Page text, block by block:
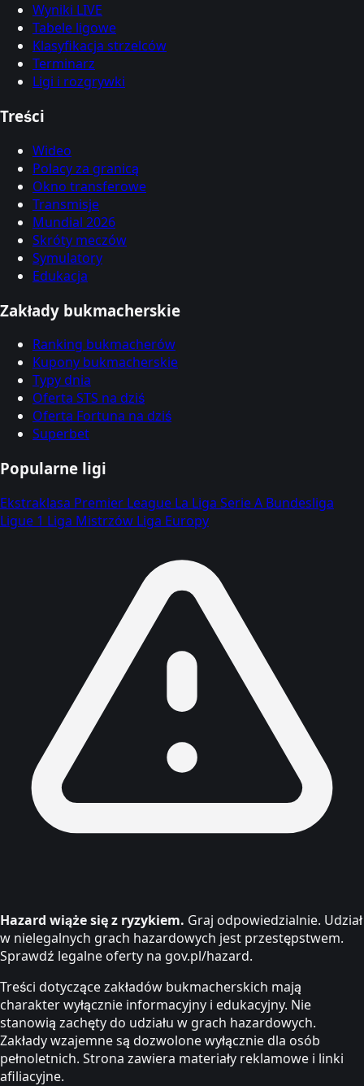
Wyniki LIVE
Tabele ligowe
Klasyfikacja strzelców
Terminarz
Ligi i rozgrywki
Treści
Wideo
Polacy za granicą
Okno transferowe
Transmisje
Mundial 2026
Skróty meczów
Symulatory
Edukacja
Zakłady bukmacherskie
Ranking bukmacherów
Kupony bukmacherskie
Typy dnia
Oferta STS na dziś
Oferta Fortuna na dziś
Superbet
Popularne ligi
Ekstraklasa Premier League La Liga Serie A Bundesliga
Ligue 1 Liga Mistrzów Liga Europy
Hazard wiąże się z ryzykiem. Graj odpowiedzialnie. Udział
w nielegalnych grach hazardowych jest przestępstwem.
Sprawdź legalne oferty na gov.pl/hazard.
Treści dotyczące zakładów bukmacherskich mają
charakter wyłącznie informacyjny i edukacyjny. Nie
stanowią zachęty do udziału w grach hazardowych.
Zakłady wzajemne są dozwolone wyłącznie dla osób
pełnoletnich. Strona zawiera materiały reklamowe i linki
afiliacyjne.